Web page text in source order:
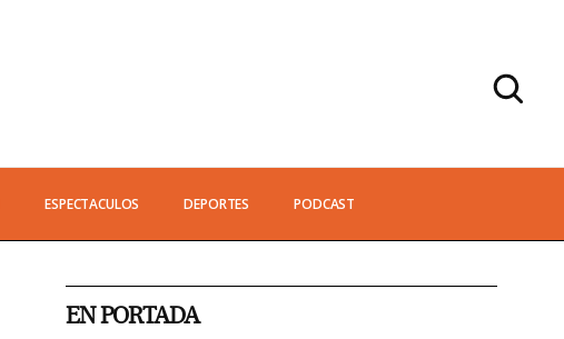
ESPECTACULOS DEPORTES PODCAST
EN PORTADA